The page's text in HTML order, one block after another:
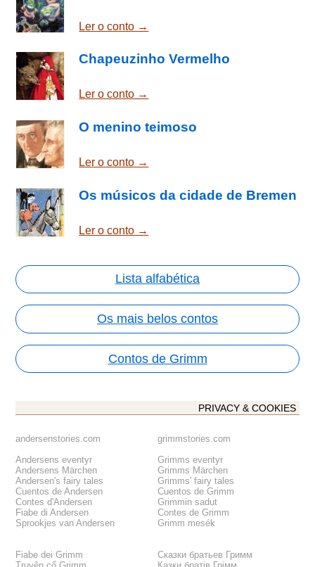
Ler o conto →
Chapeuzinho Vermelho
Ler o conto →
O menino teimoso
Ler o conto →
Os músicos da cidade de Bremen
Ler o conto →
Lista alfabética
Os mais belos contos
Contos de Grimm
PRIVACY & COOKIES
andersenstories.com
Andersens eventyr
Andersens Märchen
Andersen's fairy tales
Cuentos de Andersen
Contes d'Andersen
Fiabe di Andersen
Sprookjes van Andersen
grimmstories.com
Grimms eventyr
Grimms Märchen
Grimms' fairy tales
Cuentos de Grimm
Grimmin sadut
Contes de Grimm
Grimm mesék
Fiabe dei Grimm
Сказки братьев Гримм